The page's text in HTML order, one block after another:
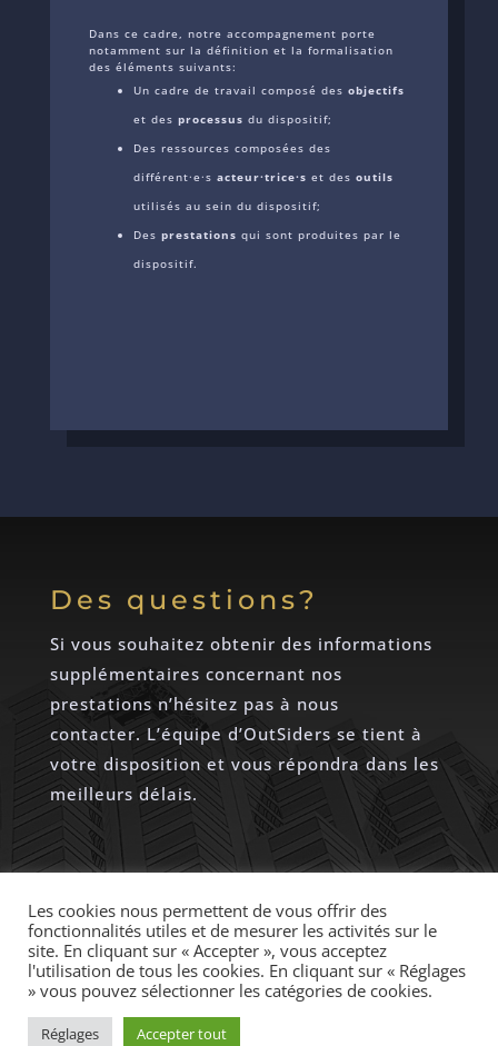
Dans ce cadre, notre accompagnement porte
notamment sur la définition et la formalisation
des éléments suivants:
Un cadre de travail composé des objectifs
et des processus du dispositif;
Des ressources composées des
différent·e·s acteur·trice·s et des outils
utilisés au sein du dispositif;
Des prestations qui sont produites par le
dispositif.
Des questions?
Si vous souhaitez obtenir des informations
supplémentaires concernant nos
prestations n’hésitez pas à nous
contacter. L’équipe d’OutSiders se tient à
votre disposition et vous répondra dans les
meilleurs délais.
CONTACTEZ-NOUS
Copyright © 2021-2026 OutSiders Sàrl - Tous
droits réservés.
Les cookies nous permettent de vous offrir des
fonctionnalités utiles et de mesurer les activités sur le
site. En cliquant sur « Accepter », vous acceptez
l'utilisation de tous les cookies. En cliquant sur « Réglages
» vous pouvez sélectionner les catégories de cookies.
Réglages Accepter tout